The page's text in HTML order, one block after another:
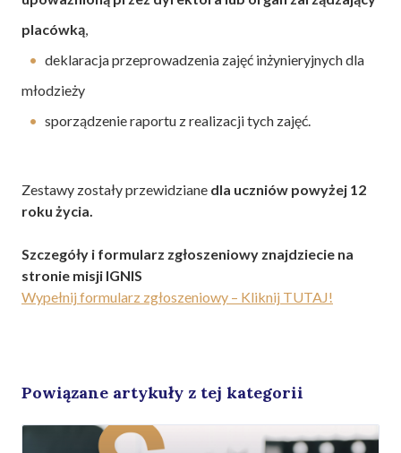
placówką,
deklaracja przeprowadzenia zajęć inżynieryjnych dla
młodzieży
sporządzenie raportu z realizacji tych zajęć.
Zestawy zostały przewidziane dla uczniów powyżej 12
roku życia.
Szczegóły i formularz zgłoszeniowy znajdziecie na
stronie misji IGNIS
Wypełnij formularz zgłoszeniowy – Kliknij TUTAJ!
Powiązane artykuły z tej kategorii